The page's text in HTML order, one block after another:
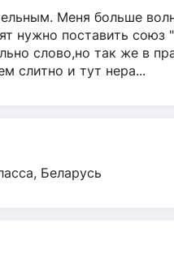
Меня больше
нужно поставить союз
слово,но так же в
слитно и тут нера...
Беларусь